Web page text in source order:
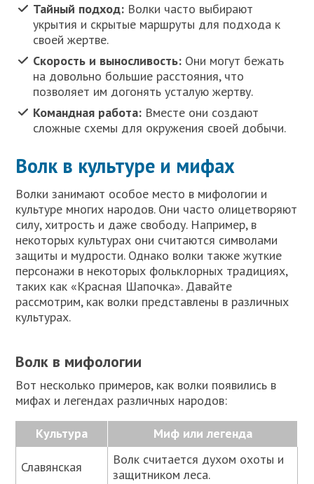
Тайный подход: Волки часто выбирают
укрытия и скрытые маршруты для подхода к
своей жертве.
Скорость и выносливость: Они могут бежать
на довольно большие расстояния, что
позволяет им догонять усталую жертву.
Командная работа: Вместе они создают
сложные схемы для окружения своей добычи.
Волк в культуре и мифах
Волки занимают особое место в мифологии и
культуре многих народов. Они часто олицетворяют
силу, хитрость и даже свободу. Например, в
некоторых культурах они считаются символами
защиты и мудрости. Однако волки также жуткие
персонажи в некоторых фольклорных традициях,
таких как «Красная Шапочка». Давайте
рассмотрим, как волки представлены в различных
культурах.
Волк в мифологии
Вот несколько примеров, как волки появились в
мифах и легендах различных народов:
Культура Миф или легенда
Славянская
Волк считается духом охоты и
защитником леса.